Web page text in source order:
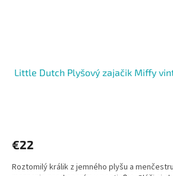
Little Dutch Plyšový zajačik Miffy
€22
Roztomilý králik z jemného plyšu a